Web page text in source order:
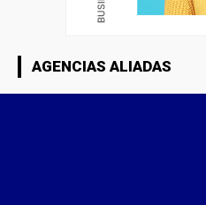
AGENCIAS ALIADAS